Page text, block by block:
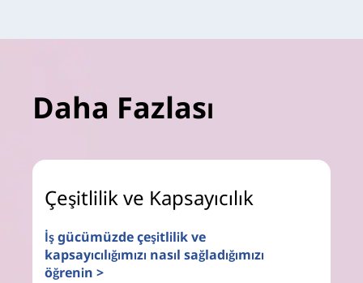
Daha Fazlası
Çeşitlilik ve Kapsayıcılık
İş gücümüzde çeşitlilik ve
kapsayıcılığımızı nasıl sağladığımızı
öğrenin >